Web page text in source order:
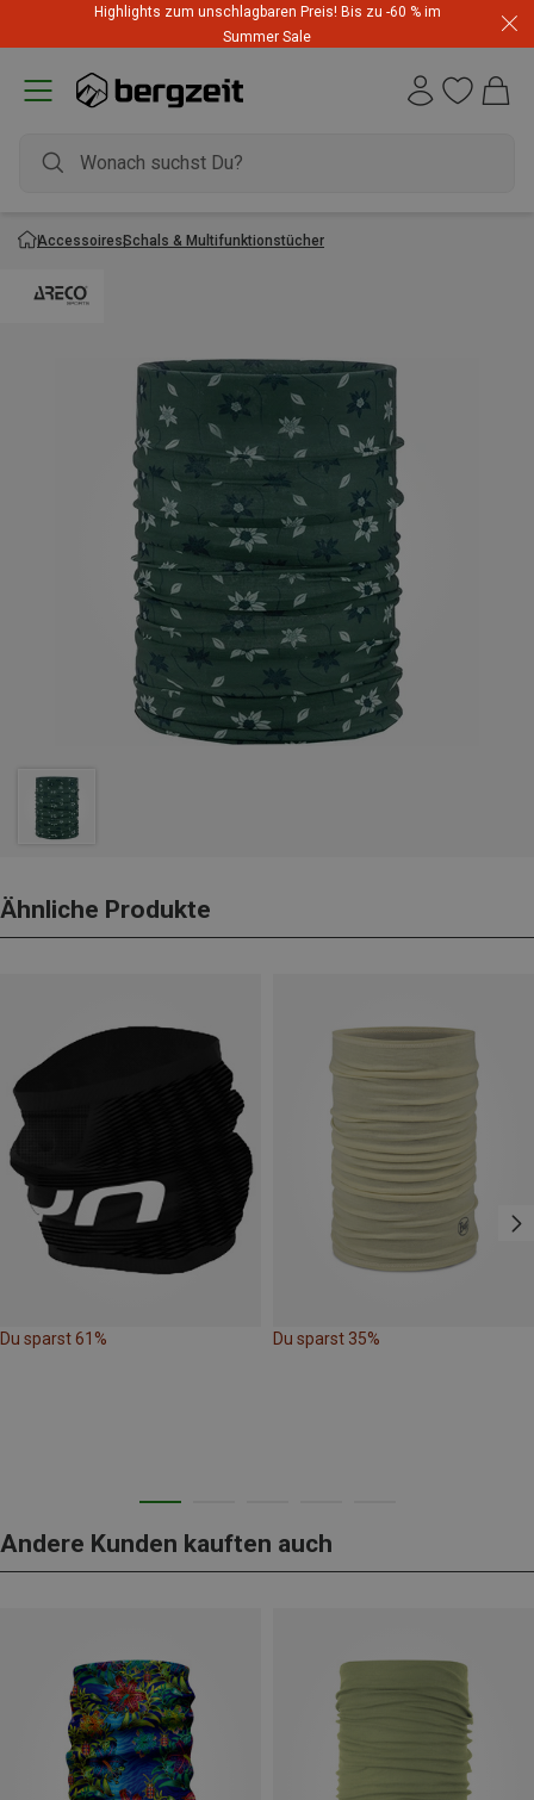
Highlights zum unschlagbaren Preis! Bis zu -60 % im
Summer Sale
AccessoiresSchals & Multifunktionstücher
Ähnliche Produkte
Du sparst 61% Du sparst 35%
Andere Kunden kauften auch